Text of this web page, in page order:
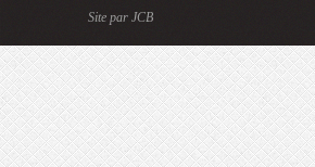
Site par JCB